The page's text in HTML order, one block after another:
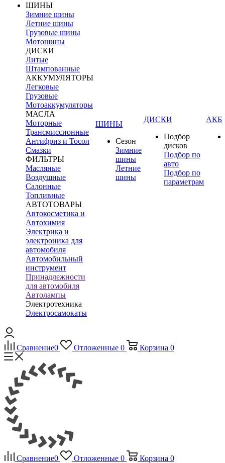
ШИНЫ
Зимние шины
Летние шины
Грузовые шины
Мотошины
ДИСКИ
Литые
Штампованные
АККУМУЛЯТОРЫ
Легковые
Грузовые
Мотоаккумуляторы
МАСЛА
Моторные
Трансмиссионные
Антифриз и Тосол
Смазки
ФИЛЬТРЫ
Масляные
Воздушные
Салонные
Топливные
АВТОТОВАРЫ
Автокосметика и
Автохимия
Электрика и
электроника для
автомобиля
Автомобильный
инструмент
Принадлежности
для автомобиля
Автолампы
Электротехника
Электросамокаты
ШИНЫ
Сезон
Зимние
шины
Летние
шины
ДИСКИ
Подбор
дисков
Подбор по
авто
Подбор по
параметрам
АКБ
Сравнение0 Отложенные 0 Корзина 0
Сравнение0 Отложенные 0 Корзина 0